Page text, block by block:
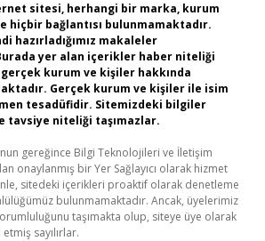
sitesi, herhangi bir marka, kurum
hiçbir bağlantısı bulunmamaktadır.
hazırladığımız makaleler
yer alan içerikler haber niteliği
kurum ve kişiler hakkında
Gerçek kurum ve kişiler ile isim
tesadüfidir. Sitemizdeki bilgiler
tavsiye niteliği taşımazlar.
gereğince Bilgi Teknolojileri ve İletişim
onaylanmış bir Yer Sağlayıcı olarak hizmet
sitedeki içerikleri proaktif olarak denetleme
bulunmamaktadır. Ancak, üyelerimiz
taşımakta olup, siteye üye olarak
sayılırlar.